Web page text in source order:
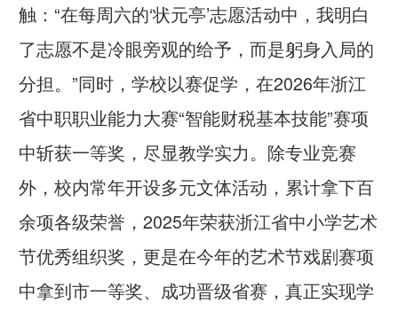
触：“在每周六的‘状元亭’志愿活动中，我明白
了志愿不是冷眼旁观的给予，而是躬身入局的
分担。”同时，学校以赛促学，在2026年浙江
省中职职业能力大赛“智能财税基本技能”赛项
中斩获一等奖，尽显教学实力。除专业竞赛
外，校内常年开设多元文体活动，累计拿下百
余项各级荣誉，2025年荣获浙江省中小学艺术
节优秀组织奖，更是在今年的艺术节戏剧赛项
中拿到市一等奖、成功晋级省赛，真正实现学